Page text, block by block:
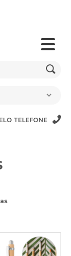
TELEFONE